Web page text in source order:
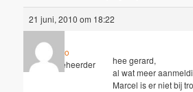
21 juni, 2010 om 18:22
Hugo
Sleutelbeheerder
hee gerard,
al wat meer
Marcel is er niet bij